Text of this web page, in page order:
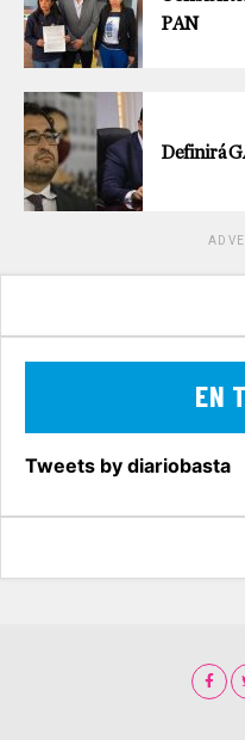
PAN
Definirá
EN
Tweets by diariobasta